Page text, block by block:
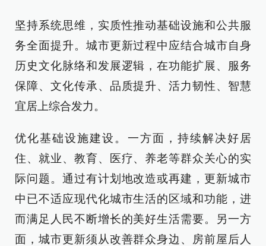
坚持系统思维，实质性推动基础设施和公共服
务全面提升。城市更新过程中应结合城市自身
历史文化脉络和发展逻辑，在功能扩展、服务
保障、文化传承、品质提升、活力韧性、智慧
宜居上综合发力。
优化基础设施建设。一方面，持续解决好居
住、就业、教育、医疗、养老等群众关心的实
际问题。通过有计划地改造或再建，更新城市
中已不适应现代化城市生活的区域和功能，进
而满足人民不断增长的美好生活需要。另一方
面，城市更新须从改善群众身边、房前屋后人